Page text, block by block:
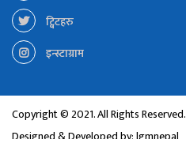
ट्विटहरु
इन्स्टाग्राम
Copyright © 2021. All Rights Reserved.
Designed & Developed by:lgmnepal